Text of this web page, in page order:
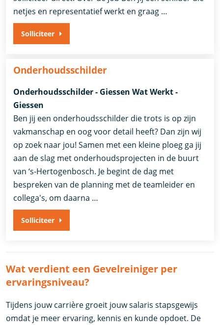
netjes en representatief werkt en graag …
Solliciteer
Onderhoudsschilder
Onderhoudsschilder - Giessen Wat Werkt -
Giessen
Ben jij een onderhoudsschilder die trots is op zijn
vakmanschap en oog voor detail heeft? Dan zijn wij
op zoek naar jou! Samen met een kleine ploeg ga jij
aan de slag met onderhoudsprojecten in de buurt
van ‘s-Hertogenbosch. Je begint de dag met
bespreken van de planning met de teamleider en
collega's, om daarna …
Solliciteer
Wat verdient een Gevelreiniger per
ervaringsniveau?
Tijdens jouw carrière groeit jouw salaris stapsgewijs
omdat je meer ervaring, kennis en kunde opdoet. De